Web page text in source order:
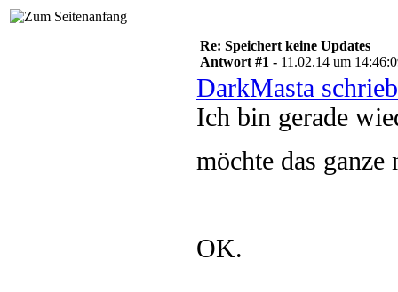
Re: Speichert keine Updates
Antwort #1 - 11.02.14 um
DarkMasta schrieb
Ich bin gerade
möchte das
OK.